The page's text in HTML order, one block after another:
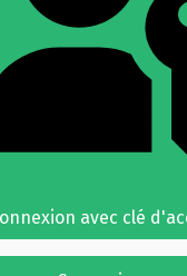
avec clé